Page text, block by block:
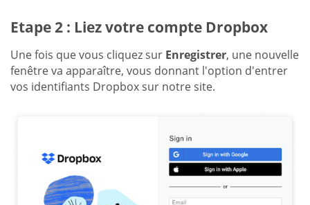
Etape 2 : Liez votre compte Dropbox
Une fois que vous cliquez sur Enregistrer, une nouvelle
fenêtre va apparaître, vous donnant l'option d'entrer
vos identifiants Dropbox sur notre site.